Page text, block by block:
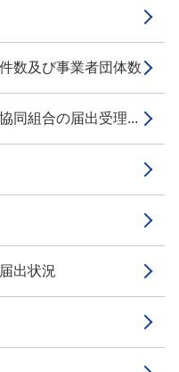
数及び事業者団体数
同組合の届出受理...
出状況